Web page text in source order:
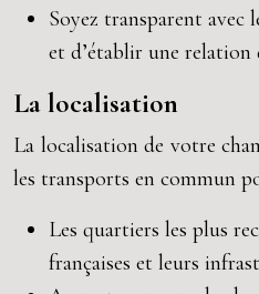
Soyez transparent
et d’établir une relation
La localisation
La localisation de votre
les transports en commun
Les quartiers les plus
françaises et leurs